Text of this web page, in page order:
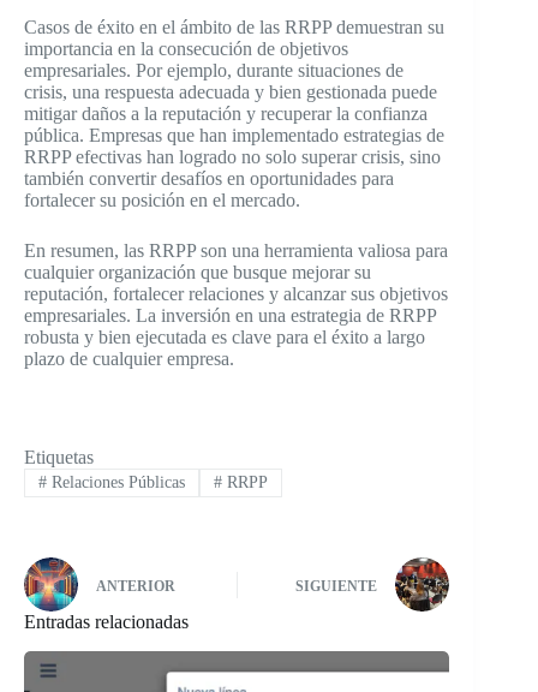
Casos de éxito en el ámbito de las RRPP demuestran su
importancia en la consecución de objetivos
empresariales. Por ejemplo, durante situaciones de
crisis, una respuesta adecuada y bien gestionada puede
mitigar daños a la reputación y recuperar la confianza
pública. Empresas que han implementado estrategias de
RRPP efectivas han logrado no solo superar crisis, sino
también convertir desafíos en oportunidades para
fortalecer su posición en el mercado.
En resumen, las RRPP son una herramienta valiosa para
cualquier organización que busque mejorar su
reputación, fortalecer relaciones y alcanzar sus objetivos
empresariales. La inversión en una estrategia de RRPP
robusta y bien ejecutada es clave para el éxito a largo
plazo de cualquier empresa.
Etiquetas
#Relaciones Públicas #RRPP
ANTERIOR SIGUIENTE
Entradas relacionadas